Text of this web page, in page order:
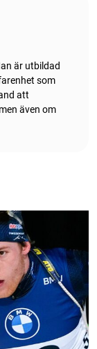
är utbildad
som
att
även om